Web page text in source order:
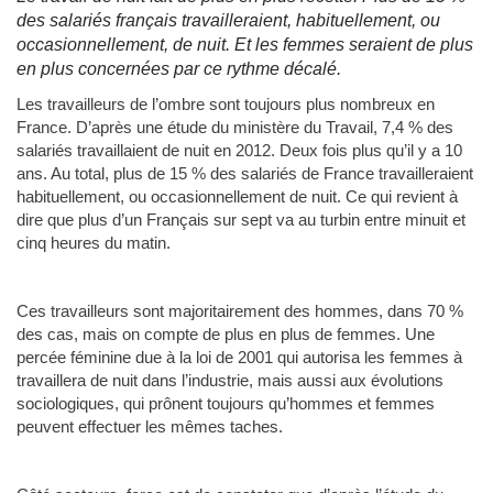
des salariés français travailleraient, habituellement, ou
occasionnellement, de nuit. Et les femmes seraient de plus
en plus concernées par ce rythme décalé.
Les travailleurs de l’ombre sont toujours plus nombreux en
France. D’après une étude du ministère du Travail, 7,4 % des
salariés travaillaient de nuit en 2012. Deux fois plus qu’il y a 10
ans. Au total, plus de 15 % des salariés de France travailleraient
habituellement, ou occasionnellement de nuit. Ce qui revient à
dire que plus d’un Français sur sept va au turbin entre minuit et
cinq heures du matin.
Ces travailleurs sont majoritairement des hommes, dans 70 %
des cas, mais on compte de plus en plus de femmes. Une
percée féminine due à la loi de 2001 qui autorisa les femmes à
travaillera de nuit dans l’industrie, mais aussi aux évolutions
sociologiques, qui prônent toujours qu’hommes et femmes
peuvent effectuer les mêmes taches.